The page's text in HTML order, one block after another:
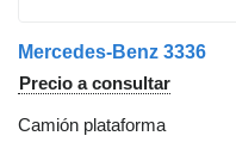
Mercedes-Benz 3336
Precio a consultar
Camión plataforma